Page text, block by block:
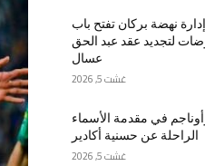
إدارة نهضة بركان تفتح باب
لتجديد عقد عبد الحق
عسال
غشت 5, 2026
في مقدمة الأسماء
الراحلة عن حسنية أكادير
غشت 5, 2026